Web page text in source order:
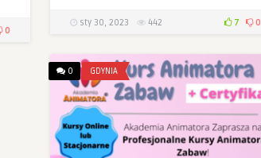
0
sty 30, 2023 442 7 0
0 GDYNIA